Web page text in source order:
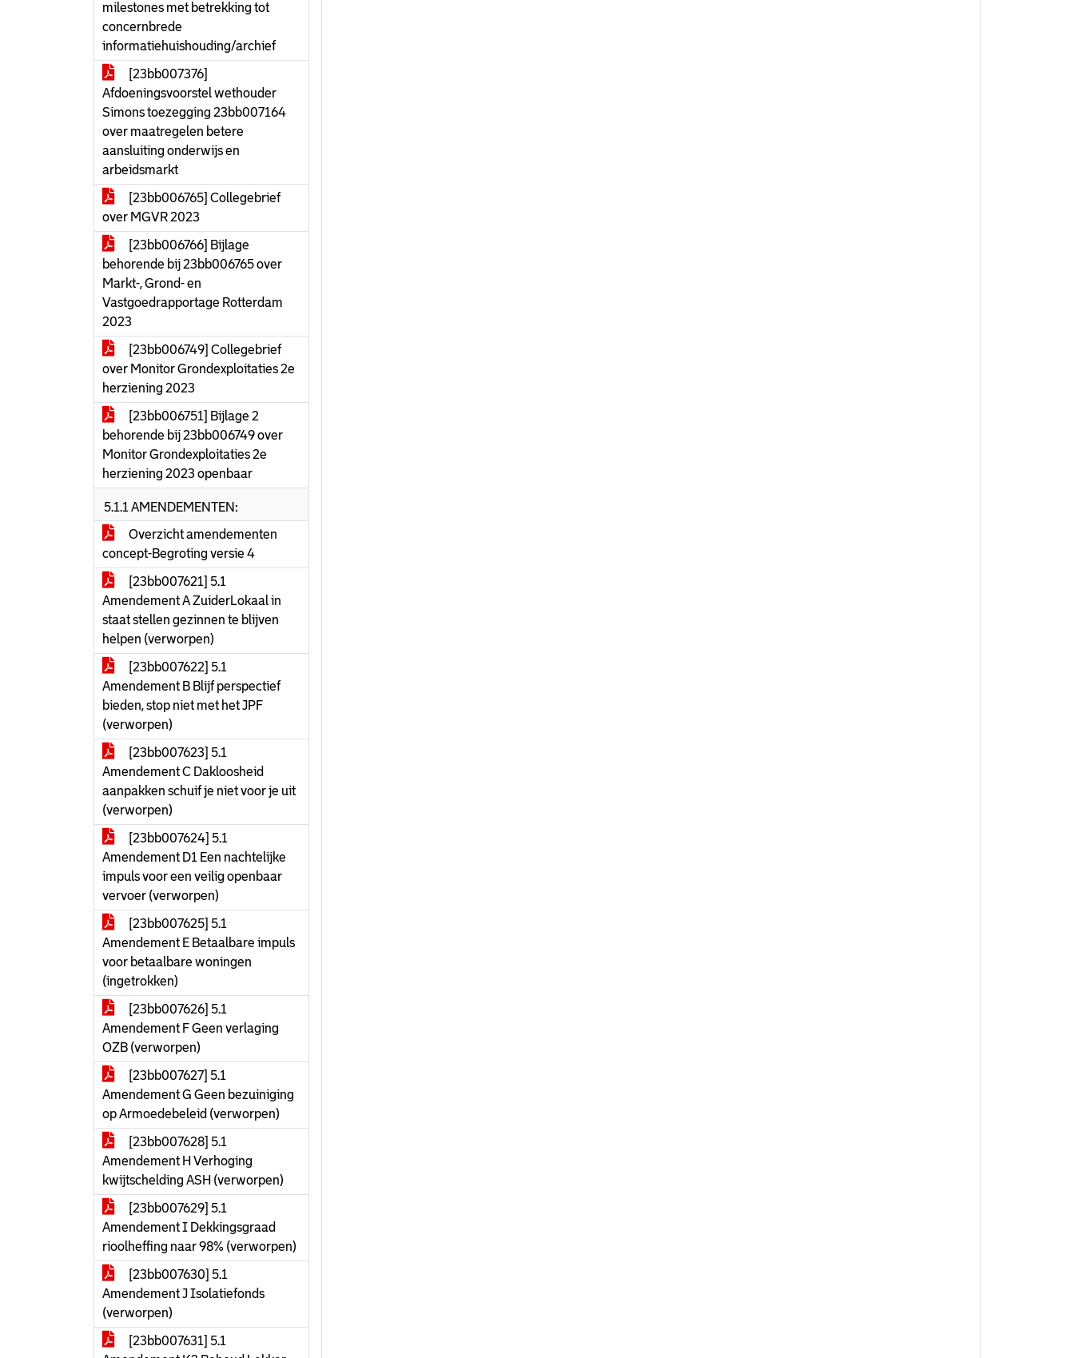
milestones met betrekking tot
concernbrede
informatiehuishouding/archief
[23bb007376]
Afdoeningsvoorstel wethouder
Simons toezegging 23bb007164
over maatregelen betere
aansluiting onderwijs en
arbeidsmarkt
[23bb006765] Collegebrief
over MGVR 2023
[23bb006766] Bijlage
behorende bij 23bb006765 over
Markt-, Grond- en
Vastgoedrapportage Rotterdam
2023
[23bb006749] Collegebrief
over Monitor Grondexploitaties 2e
herziening 2023
[23bb006751] Bijlage 2
behorende bij 23bb006749 over
Monitor Grondexploitaties 2e
herziening 2023 openbaar
5.1.1 AMENDEMENTEN:
Overzicht amendementen
concept-Begroting versie 4
[23bb007621] 5.1
Amendement A ZuiderLokaal in
staat stellen gezinnen te blijven
helpen (verworpen)
[23bb007622] 5.1
Amendement B Blijf perspectief
bieden, stop niet met het JPF
(verworpen)
[23bb007623] 5.1
Amendement C Dakloosheid
aanpakken schuif je niet voor je uit
(verworpen)
[23bb007624] 5.1
Amendement D1 Een nachtelijke
impuls voor een veilig openbaar
vervoer (verworpen)
[23bb007625] 5.1
Amendement E Betaalbare impuls
voor betaalbare woningen
(ingetrokken)
[23bb007626] 5.1
Amendement F Geen verlaging
OZB (verworpen)
[23bb007627] 5.1
Amendement G Geen bezuiniging
op Armoedebeleid (verworpen)
[23bb007628] 5.1
Amendement H Verhoging
kwijtschelding ASH (verworpen)
[23bb007629] 5.1
Amendement I Dekkingsgraad
rioolheffing naar 98% (verworpen)
[23bb007630] 5.1
Amendement J Isolatiefonds
(verworpen)
[23bb007631] 5.1